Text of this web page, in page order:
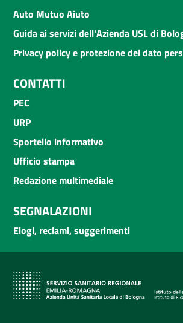
Auto Mutuo Aiuto
Guida ai servizi dell'Azienda USL di
Privacy policy e protezione del dato
CONTATTI
PEC
URP
Sportello informativo
Ufficio stampa
Redazione multimediale
SEGNALAZIONI
Elogi, reclami, suggerimenti